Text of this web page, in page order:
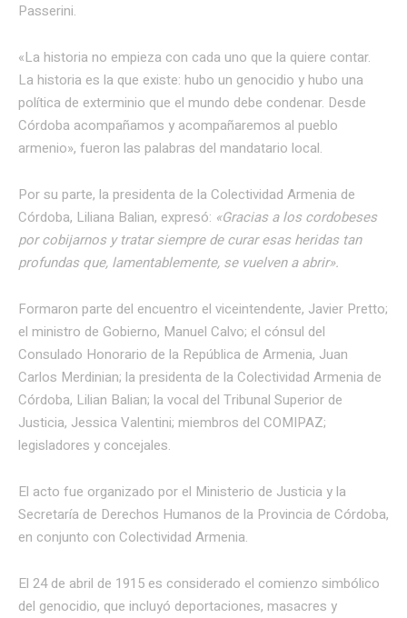
Passerini.
«La historia no empieza con cada uno que la quiere contar.
La historia es la que existe: hubo un genocidio y hubo una
política de exterminio que el mundo debe condenar. Desde
Córdoba acompañamos y acompañaremos al pueblo
armenio», fueron las palabras del mandatario local.
Por su parte, la presidenta de la Colectividad Armenia de
Córdoba, Liliana Balian, expresó: «Gracias a los cordobeses
por cobijarnos y tratar siempre de curar esas heridas tan
profundas que, lamentablemente, se vuelven a abrir».
Formaron parte del encuentro el viceintendente, Javier Pretto;
el ministro de Gobierno, Manuel Calvo; el cónsul del
Consulado Honorario de la República de Armenia, Juan
Carlos Merdinian; la presidenta de la Colectividad Armenia de
Córdoba, Lilian Balian; la vocal del Tribunal Superior de
Justicia, Jessica Valentini; miembros del COMIPAZ;
legisladores y concejales.
El acto fue organizado por el Ministerio de Justicia y la
Secretaría de Derechos Humanos de la Provincia de Córdoba,
en conjunto con Colectividad Armenia.
El 24 de abril de 1915 es considerado el comienzo simbólico
del genocidio, que incluyó deportaciones, masacres y